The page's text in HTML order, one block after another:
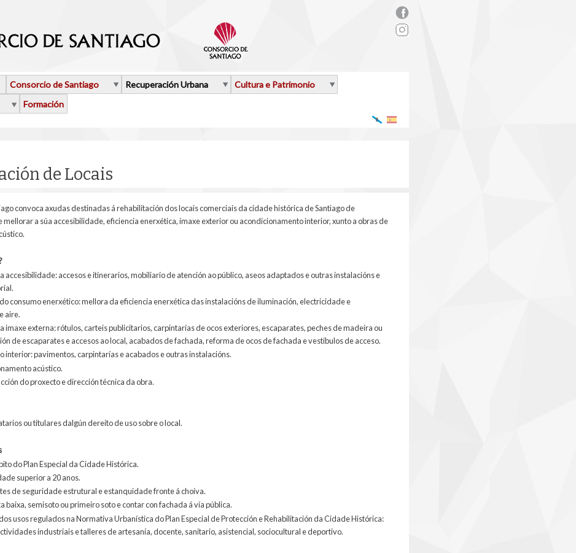
rs_facebook.png
Consorcio de Santiago Recuperación Urbana
Cultura e Patrimonio
Formación
de Locais
convoca axudas destinadas á rehabilitación dos locais comerciais da cidade histórica de Santiago de
mellorar a súa accesibilidade, eficiencia enerxética, imaxe exterior ou acondicionamento interior, xunto a obras de
accesibilidade: accesos e itinerarios, mobiliario de atención ao público, aseos adaptados e outras instalacións e
consumo enerxético: mellora da eficiencia enerxética das instalacións de iluminación, electricidade e
aire.
imaxe externa: rótulos, carteis publicitarios, carpintarías de ocos exteriores, escaparates, peches de madeira ou
de escaparates e accesos ao local, acabados de fachada, reforma de ocos de fachada e vestíbulos de acceso.
interior: pavimentos, carpintarías e acabados e outras instalacións.
acústico.
do proxecto e dirección técnica da obra.
ou titulares dalgún dereito de uso sobre o local.
do Plan Especial da Cidade Histórica.
superior a 20 anos.
de seguridade estrutural e estanquidade fronte á choiva.
baixa, semisoto ou primeiro soto e contar con fachada á vía pública.
usos regulados na Normativa Urbanística do Plan Especial de Protección e Rehabilitación da Cidade Histórica:
industriais e talleres de artesanía, docente, sanitario, asistencial, sociocultural e deportivo.